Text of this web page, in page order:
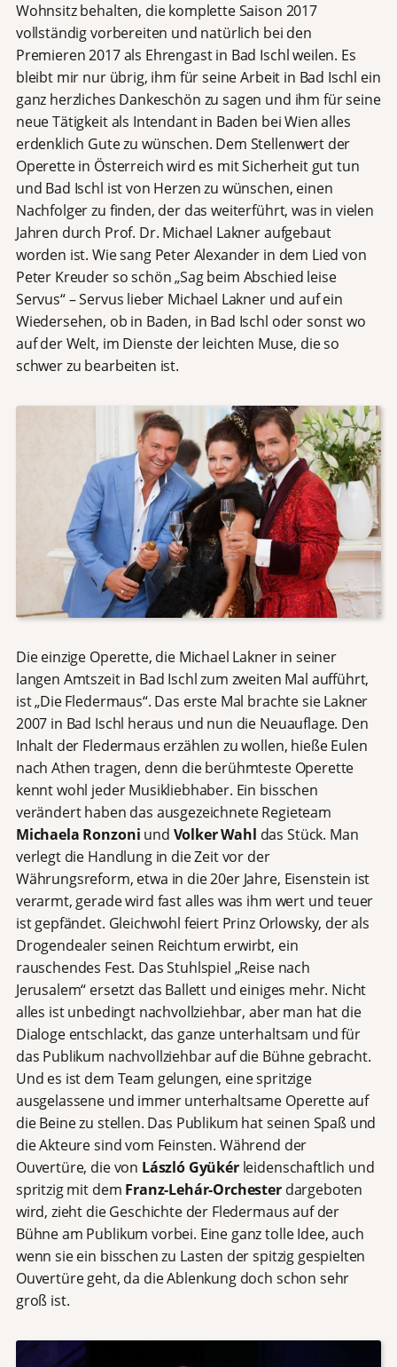
Wohnsitz behalten, die komplette Saison 2017
vollständig vorbereiten und natürlich bei den
Premieren 2017 als Ehrengast in Bad Ischl weilen. Es
bleibt mir nur übrig, ihm für seine Arbeit in Bad Ischl ein
ganz herzliches Dankeschön zu sagen und ihm für seine
neue Tätigkeit als Intendant in Baden bei Wien alles
erdenklich Gute zu wünschen. Dem Stellenwert der
Operette in Österreich wird es mit Sicherheit gut tun
und Bad Ischl ist von Herzen zu wünschen, einen
Nachfolger zu finden, der das weiterführt, was in vielen
Jahren durch Prof. Dr. Michael Lakner aufgebaut
worden ist. Wie sang Peter Alexander in dem Lied von
Peter Kreuder so schön „Sag beim Abschied leise
Servus“ – Servus lieber Michael Lakner und auf ein
Wiedersehen, ob in Baden, in Bad Ischl oder sonst wo
auf der Welt, im Dienste der leichten Muse, die so
schwer zu bearbeiten ist.
Die einzige Operette, die Michael Lakner in seiner
langen Amtszeit in Bad Ischl zum zweiten Mal aufführt,
ist „Die Fledermaus“. Das erste Mal brachte sie Lakner
2007 in Bad Ischl heraus und nun die Neuauflage. Den
Inhalt der Fledermaus erzählen zu wollen, hieße Eulen
nach Athen tragen, denn die berühmteste Operette
kennt wohl jeder Musikliebhaber. Ein bisschen
verändert haben das ausgezeichnete Regieteam
Michaela Ronzoni und Volker Wahl das Stück. Man
verlegt die Handlung in die Zeit vor der
Währungsreform, etwa in die 20er Jahre, Eisenstein ist
verarmt, gerade wird fast alles was ihm wert und teuer
ist gepfändet. Gleichwohl feiert Prinz Orlowsky, der als
Drogendealer seinen Reichtum erwirbt, ein
rauschendes Fest. Das Stuhlspiel „Reise nach
Jerusalem“ ersetzt das Ballett und einiges mehr. Nicht
alles ist unbedingt nachvollziehbar, aber man hat die
Dialoge entschlackt, das ganze unterhaltsam und für
das Publikum nachvollziehbar auf die Bühne gebracht.
Und es ist dem Team gelungen, eine spritzige
ausgelassene und immer unterhaltsame Operette auf
die Beine zu stellen. Das Publikum hat seinen Spaß und
die Akteure sind vom Feinsten. Während der
Ouvertüre, die von László Gyükérleidenschaftlich und
spritzig mit dem Franz-Lehár-Orchesterdargeboten
wird, zieht die Geschichte der Fledermaus auf der
Bühne am Publikum vorbei. Eine ganz tolle Idee, auch
wenn sie ein bisschen zu Lasten der spitzig gespielten
Ouvertüre geht, da die Ablenkung doch schon sehr
groß ist.